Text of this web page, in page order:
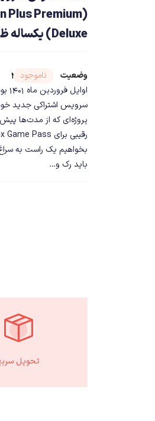
Plus Premium
(Deluxe یکساله ظرفیت کامل
وضعیت ناموجودشناسه محصول ۲۵۰۶۶
سرویس اشتراکی جدید خود
پروژه‌ای که از مدت‌ها
بخواهیم یک راست به
باید رک و…
تحویل